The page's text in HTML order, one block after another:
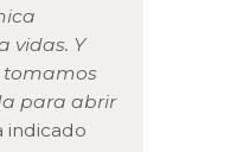
vidas. Y
tomamos
para abrir
indicado